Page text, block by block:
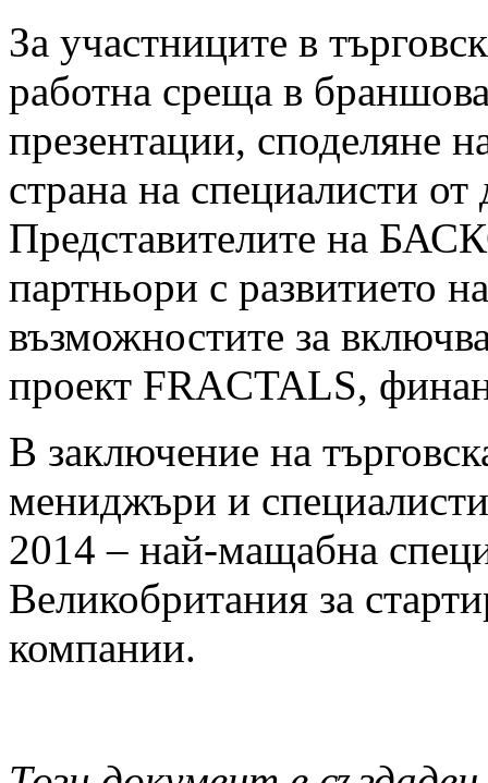
За участниците в
работна среща в
презентации, споделяне
страна на специалисти
Представителите на
партньори с развитието
възможностите за
проект FRACTALS,
В заключение на
мениджъри и
2014 – най-мащабна
Великобритания за
компании.